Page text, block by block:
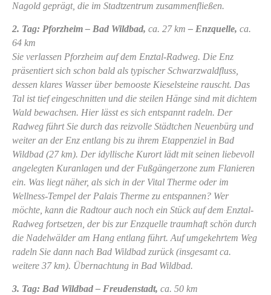
Nagold geprägt, die im Stadtzentrum zusammenfließen.
2. Tag: Pforzheim – Bad Wildbad, ca. 27 km – Enzquelle, ca.
64 km
Sie verlassen Pforzheim auf dem Enztal-Radweg. Die Enz
präsentiert sich schon bald als typischer Schwarzwaldfluss,
dessen klares Wasser über bemooste Kieselsteine rauscht. Das
Tal ist tief eingeschnitten und die steilen Hänge sind mit dichtem
Wald bewachsen. Hier lässt es sich entspannt radeln. Der
Radweg führt Sie durch das reizvolle Städtchen Neuenbürg und
weiter an der Enz entlang bis zu ihrem Etappenziel in Bad
Wildbad (27 km). Der idyllische Kurort lädt mit seinen liebevoll
angelegten Kuranlagen und der Fußgängerzone zum Flanieren
ein. Was liegt näher, als sich in der Vital Therme oder im
Wellness-Tempel der Palais Therme zu entspannen? Wer
möchte, kann die Radtour auch noch ein Stück auf dem Enztal-
Radweg fortsetzen, der bis zur Enzquelle traumhaft schön durch
die Nadelwälder am Hang entlang führt. Auf umgekehrtem Weg
radeln Sie dann nach Bad Wildbad zurück (insgesamt ca.
weitere 37 km). Übernachtung in Bad Wildbad.
3. Tag: Bad Wildbad – Freudenstadt, ca. 50 km